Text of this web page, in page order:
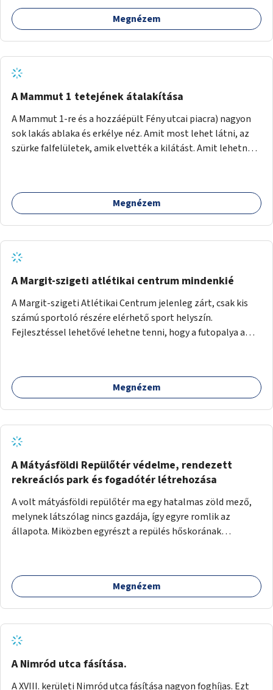
megtörtént az első lépése annak, hogy a belváros
tengelyében is megerősödjön a Buda és Pest közötti
lehetővé kell tenni a kerékpárosbarát kialakítást. Legyen
biztonságosan kerékpározható a József Attila utca is!
Megnézem
A Mammut 1 tetejének átalakítása
A Mammut 1-re és a hozzáépült Fény utcai piacra) nagyon
sok lakás ablaka és erkélye néz. Amit most lehet látni, az
szürke falfelületek, amik elvették a kilátást. Amit lehetne:
egy látképet, amit azok elvettek.
Megnézem
A Margit-szigeti atlétikai centrum mindenkié
A Margit-szigeti Atlétikai Centrum jelenleg zárt, csak kis
számú sportoló részére elérhető sport helyszín.
Fejlesztéssel lehetővé lehetne tenni, hogy a futopalya a
Ehhez zárható tároló helyet, öltözőt, WC-t kell biztosítani.
Megnézem
A Mátyásföldi Repülőtér védelme, rendezett
rekreációs park és fogadótér létrehozása
A volt mátyásföldi repülőtér ma egy hatalmas zöld mező,
melynek látszólag nincs gazdája, így egyre romlik az
állapota. Miközben egyrészt a repülés hőskorának
kikapcsolódási helyszín: kocogók, kutyasétáltatók,
modellrepülők, sárkányeregetők, lovasok használják. A
kialakítható pihenőhely padokkal, kerékpártármaszokkal,
szemetesekkel, esőbeállóval, ami alkalmas kisebb
csoportok fogadására. A másik két bejárathoz is
Megnézem
A Nimród utca fásítása.
A XVIII. kerületi Nimród utca fásítása nagyon foghíjas. Ezt